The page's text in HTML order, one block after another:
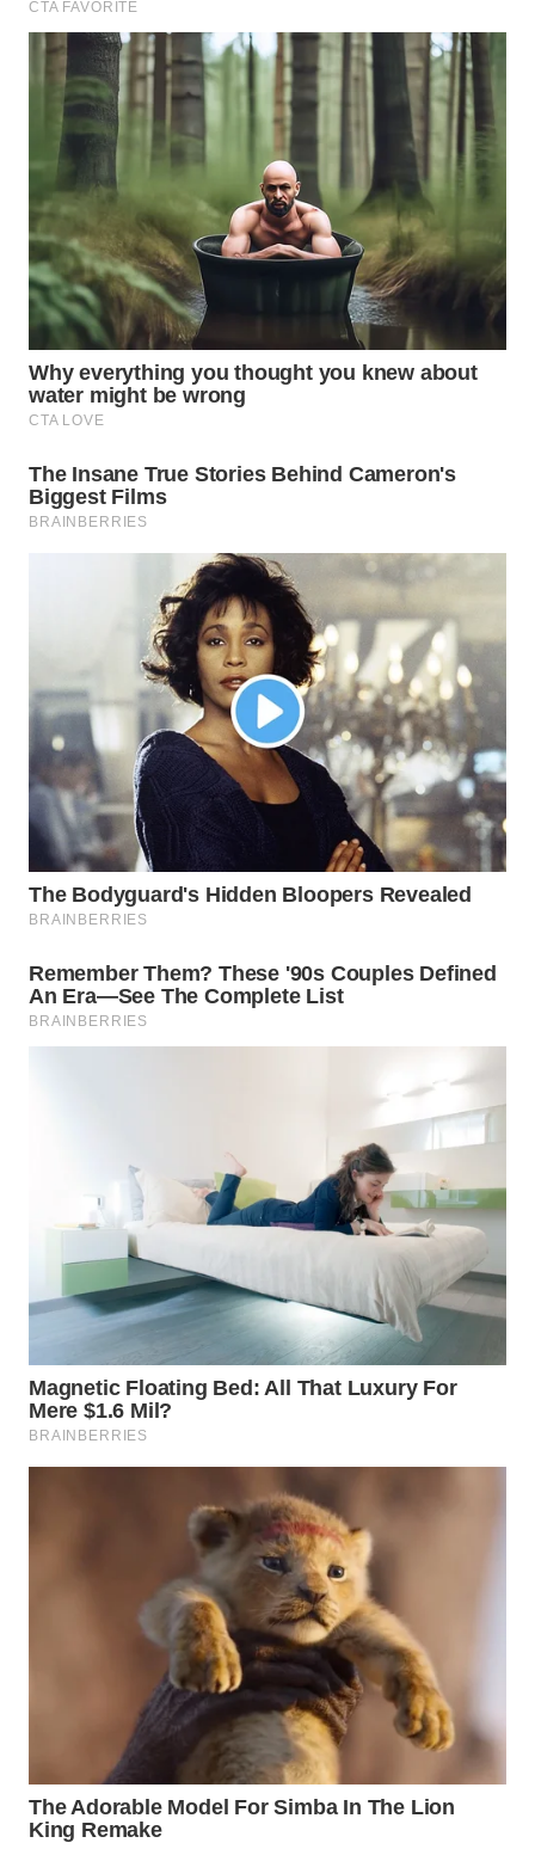
DANAU
TOBA
WN
NIAS
WN
LANGKAT
WN
TAPANULI
SELATAN
WN
TANJUNG
WN
SIMALUNGUN
WN
LABUHANBATU
TAPANULI
TENGAH
WN DELI
SERDANG
WN
TEBING
TINGGI
KARAWANG
WN
BEKASI
BOGOR
WN
DEPOK
LAWAS